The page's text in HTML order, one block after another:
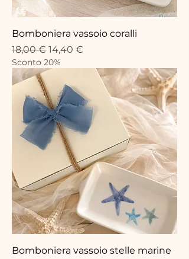
Bomboniera vassoio coralli
Standardpreis
18,00 € Sale-Preis
14,40 €
Sconto 20%
Bomboniera vassoio stelle marine